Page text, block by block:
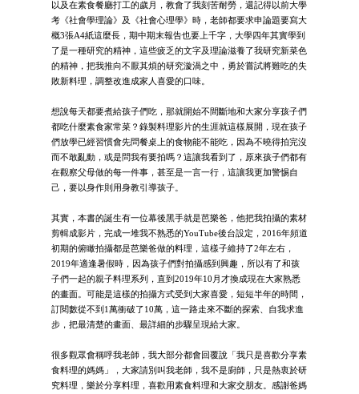
以及在素食餐廳打工的歲月，教會了我刻苦耐勞，還記得以前大學
考《社會學理論》及《社會心理學》時，老師都要求申論題要寫大
概3張A4紙這麼長，期中期末報告也要上千字，大學四年其實學到
了是一種研究的精神，這些疲乏的文字及理論滋養了我研究新菜色
的精神，把我推向不厭其煩的研究漩渦之中，勇於嘗試將難吃的失
敗新料理，調整改進成家人喜愛的口味。
想說每天都要煮給孩子們吃，那就開始不間斷地和大家分享孩子們
都吃什麼素食家常菜？錄製料理影片的生涯就這樣展開，現在孩子
們放學已經習慣會先問餐桌上的食物能不能吃，因為不曉得拍完沒
而不敢亂動，或是問我有要拍嗎？這讓我看到了，原來孩子們都有
在觀察父母做的每一件事，甚至是一言一行，這讓我更加警惕自
己，要以身作則用身教引導孩子。
其實，本書的誕生有一位幕後黑手就是芭樂爸，他把我拍攝的素材
剪輯成影片，完成一堆我不熟悉的YouTube後台設定，2016年頻道
初期的俯瞰拍攝都是芭樂爸做的料理，這樣子維持了2年左右，
2019年適逢暑假時，因為孩子們對拍攝感到興趣，所以有了和孩
子們一起的親子料理系列，直到2019年10月才換成現在大家熟悉
的畫面。可能是這樣的拍攝方式受到大家喜愛，短短半年的時間，
訂閱數從不到1萬衝破了10萬，這一路走來不斷的探索、自我求進
步，把最清楚的畫面、最詳細的步驟呈現給大家。
很多觀眾會稱呼我老師，我大部分都會回覆說「我只是喜歡分享素
食料理的媽媽」，大家請別叫我老師，我不是廚師，只是熱衷於研
究料理，樂於分享料理，喜歡用素食料理和大家交朋友。感謝爸媽